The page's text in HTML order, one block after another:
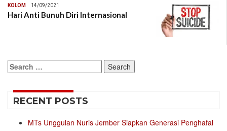
KOLOM 14/09/2021
Hari Anti Bunuh Diri Internasional
Search
for:
RECENT POSTS
MTs Unggulan Nuris Jember Siapkan Generasi Penghafal